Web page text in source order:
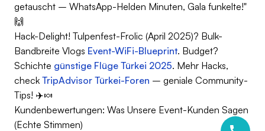
getauscht – WhatsApp-Helden Minuten, Gala funkelte!"
🙌
Hack-Delight! Tulpenfest-Frolic (April 2025)? Bulk-
Bandbreite Vlogs Event-WiFi-Blueprint. Budget?
Schichte günstige Flüge Türkei 2025. Mehr Hacks,
check TripAdvisor Türkei-Foren – geniale Community-
Tips! ✈️🍬
Kundenbewertungen: Was Unsere Event-Kunden Sagen
(Echte Stimmen)